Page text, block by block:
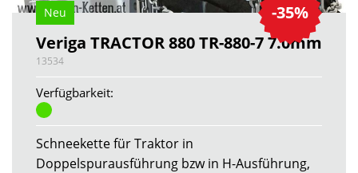
-35%
Neu
Veriga TRACTOR 880 TR-880-7 7.0mm
13534
Verfügbarkeit:
Schneekette für Traktor in
Doppelspurausführung bzw in H-Ausführung,